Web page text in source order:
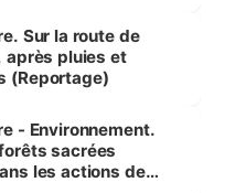
Sur la route de
après pluies et
(Reportage)
- Environnement.
sacrées
les actions de